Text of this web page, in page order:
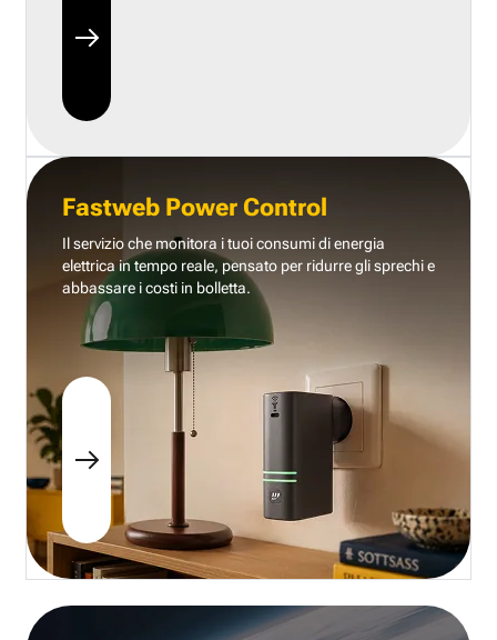
Fastweb Power Control
Il servizio che monitora i tuoi consumi di energia
elettrica in tempo reale, pensato per ridurre gli sprechi e
abbassare i costi in bolletta.